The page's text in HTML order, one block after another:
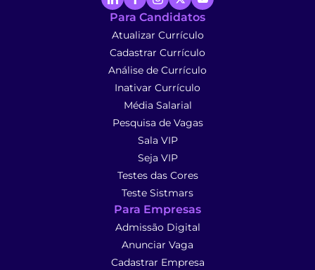
Para Candidatos
Atualizar Currículo
Cadastrar Currículo
Análise de Currículo
Inativar Currículo
Média Salarial
Pesquisa de Vagas
Sala VIP
Seja VIP
Testes das Cores
Teste Sistmars
Para Empresas
Admissão Digital
Anunciar Vaga
Cadastrar Empresa